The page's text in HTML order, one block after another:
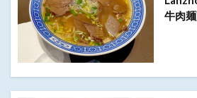
牛肉麺